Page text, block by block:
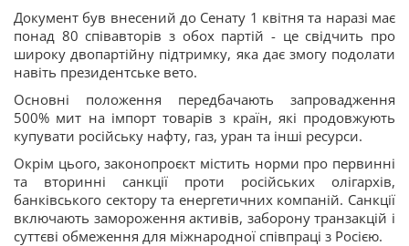
Документ був внесений до Сенату 1 квітня та наразі має
понад 80 співавторів з обох партій - це свідчить про
широку двопартійну підтримку, яка дає змогу подолати
навіть президентське вето.
Основні положення передбачають запровадження
500% мит на імпорт товарів з країн, які продовжують
купувати російську нафту, газ, уран та інші ресурси.
Окрім цього, законопроєкт містить норми про первинні
та вторинні санкції проти російських олігархів,
банківського сектору та енергетичних компаній. Санкції
включають замороження активів, заборону транзакцій і
суттєві обмеження для міжнародної співпраці з Росією.